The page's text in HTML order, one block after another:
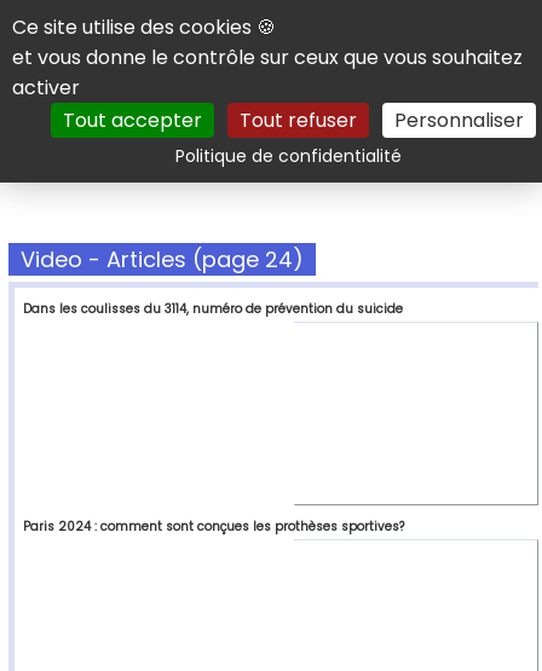
Panneau de gestion des cookies
Ce site utilise des cookies 🍪
et vous donne le contrôle sur ceux que vous souhaitez
activer
Tout accepter
Tout refuser Personnaliser
Politique de confidentialitéRechercher
Video - Articles (page 24)
Dans les coulisses du 3114, numéro de prévention du suicide
Paris 2024 : comment sont conçues les prothèses sportives?